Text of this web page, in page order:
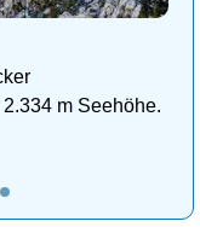
m Seehöhe.